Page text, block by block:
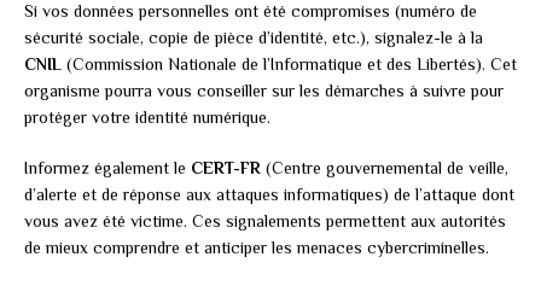
Si vos données personnelles ont été compromises (numéro de
sécurité sociale, copie de pièce d’identité, etc.), signalez-le à la
CNIL (Commission Nationale de l’Informatique et des Libertés). Cet
organisme pourra vous conseiller sur les démarches à suivre pour
protéger votre identité numérique.
Informez également le CERT-FR (Centre gouvernemental de veille,
d’alerte et de réponse aux attaques informatiques) de l’attaque dont
vous avez été victime. Ces signalements permettent aux autorités
de mieux comprendre et anticiper les menaces cybercriminelles.